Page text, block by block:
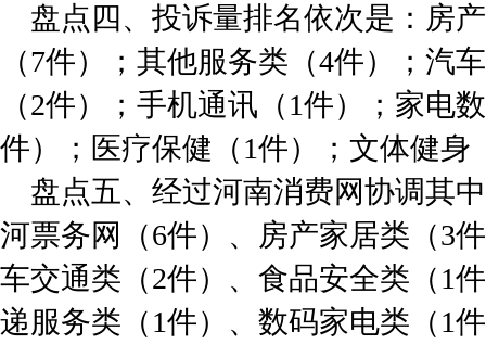
盘点四、投诉量排名依次是：房
（7件）；其他服务类（4件）；汽
（2件）；手机通讯（1件）；家电
件）；医疗保健（1件）；文体健身
盘点五、经过河南消费网协调其
河票务网（6件）、房产家居类（3
车交通类（2件）、食品安全类（1
递服务类（1件）、数码家电类（1